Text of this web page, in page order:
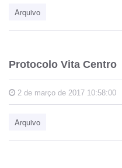
Arquivo
Protocolo Vita Centro
2 de março de 2017 10:58:00
Arquivo